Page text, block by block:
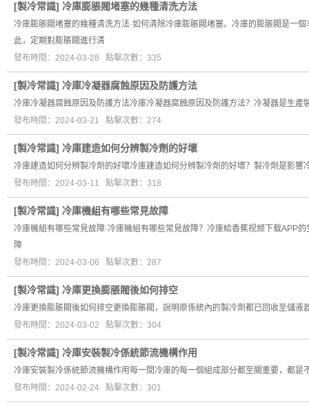
[製冷常識] 冷庫膨脹閥堵塞的幾種清洗方法
冷庫膨脹閥堵塞的幾種清洗方法·如何清除冷庫膨脹閥堵塞。冷庫的膨脹閥是一
此，定期對膨脹閥進行清
發布時間：2024-03-28 點擊次數：335
[製冷常識] 冷庫冷凝器腐蝕原因及防護方法
冷庫冷凝器腐蝕原因及防護方法冷庫冷凝器腐蝕原因及防護方法？冷凝器是生
發布時間：2024-03-21 點擊次數：274
[製冷常識] 冷庫建造如何分辨製冷劑的好壞
冷庫建造如何分辨製冷劑的好壞冷庫建造如何分辨製冷劑的好壞？製冷劑是影
發布時間：2024-03-11 點擊次數：318
[製冷常識] 冷庫機組有哪些常見故障
冷庫機組有哪些常見故障·冷庫機組有哪些常見故障？冷庫給香蕉视频下载APP
障
發布時間：2024-03-06 點擊次數：287
[製冷常識] 冷庫更換膨脹閥後如何排空
冷庫更換膨脹閥後如何排空更換膨脹閥，說明原係統內的製冷劑都已回收至儲
發布時間：2024-03-02 點擊次數：304
[製冷常識] 冷庫安裝製冷係統節流機構作用
冷庫安裝製冷係統節流機構作用每一間冷庫的每一個組成部分都至關重要，都
發布時間：2024-02-24 點擊次數：301